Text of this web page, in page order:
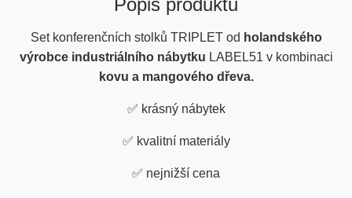
Popis produktu
Set konferenčních stolků TRIPLET od holandského
výrobce industriálního nábytku LABEL51 v kombinaci
kovu a mangového dřeva.
✅ krásný nábytek
✅ kvalitní materiály
✅ nejnižší cena